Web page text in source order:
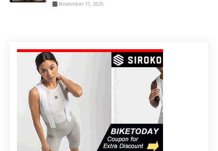
November 11, 2025